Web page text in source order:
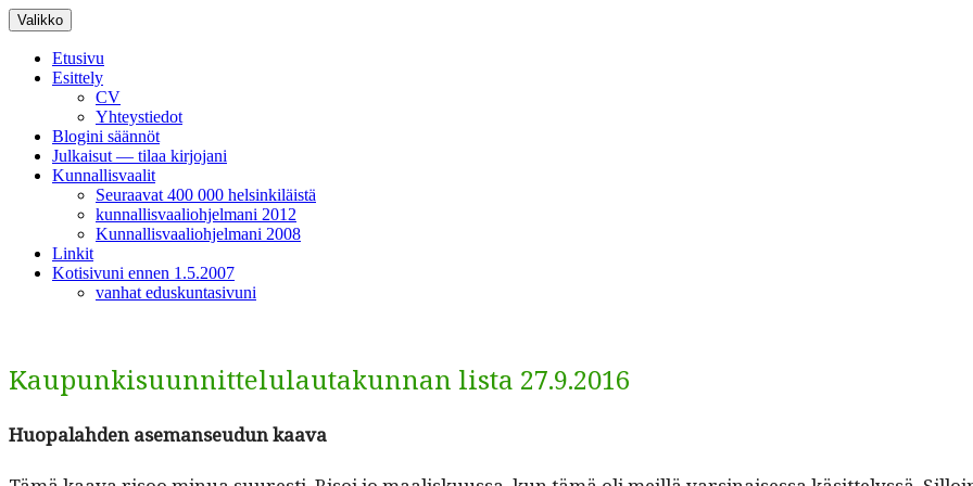
Siirry
sisältöön
Valikko
Etusivu
Esittely
CV
Yhteystiedot
Blogini säännöt
Julkaisut — tilaa kirjojani
Kunnallisvaalit
Seuraavat 400 000 helsinkiläistä
kunnallisvaaliohjelmani 2012
Kunnallisvaaliohjelmani 2008
Linkit
Kotisivuni ennen 1.5.2007
vanhat eduskuntasivuni
Kaupunkisuunnittelulautakunnan lista 27.9.2016
Huopalah­den ase­manseudun kaava